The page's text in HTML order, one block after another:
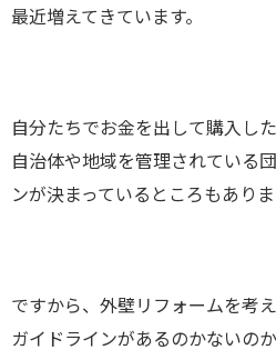
最近増えてきています。
自分たちでお金を出して購入し
自治体や地域を管理されている
ンが決まっているところもありま
ですから、外壁リフォームを考
ガイドラインがあるのかないの